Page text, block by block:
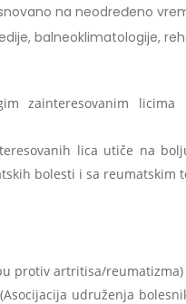
na neodređeno
balneoklimatologije,
zainteresovanim licima
lica utiče na
bolesti i sa reumatskim
protiv artritisa/reumatizma)
udruženja